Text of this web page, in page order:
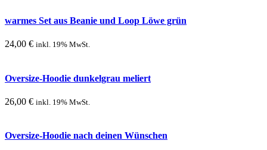
warmes Set aus Beanie und Loop Löwe grün
24,00 € inkl. 19% MwSt.
Oversize-Hoodie dunkelgrau meliert
26,00 € inkl. 19% MwSt.
Oversize-Hoodie nach deinen Wünschen